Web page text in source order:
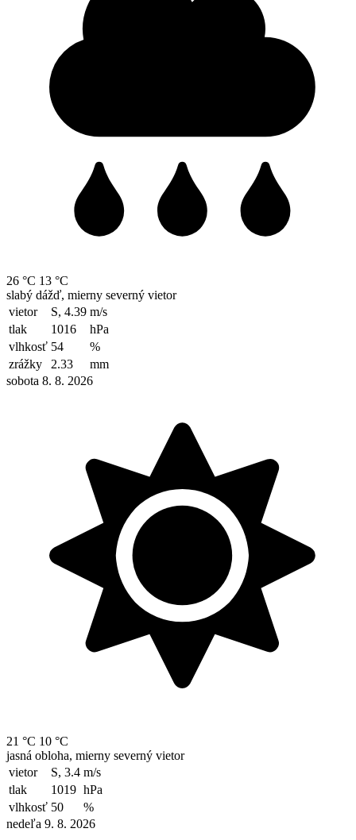
26 °C 13 °C
slabý dážď, mierny severný vietor
vietor
S, 4.39 m/s
tlak
1016
hPa
vlhkosť 54
%
zrážky
2.33
mm
sobota 8. 8. 2026
21 °C 10 °C
jasná obloha, mierny severný vietor
vietor
S, 3.4 m/s
tlak
1019 hPa
vlhkosť 50
%
nedeľa 9. 8. 2026